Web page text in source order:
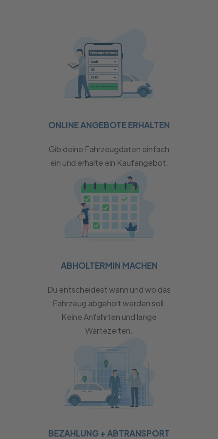
ONLINE ANGEBOTE ERHALTEN
Gib deine Fahrzeugdaten einfach
ein und erhalte ein Kaufangebot.
ABHOLTERMIN MACHEN
Du entscheidest wann und wo das
Fahrzeug abgeholt werden soll.
Keine Anfahrten und lange
Wartezeiten.
BEZAHLUNG + ABTRANSPORT